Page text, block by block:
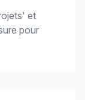
et
pour